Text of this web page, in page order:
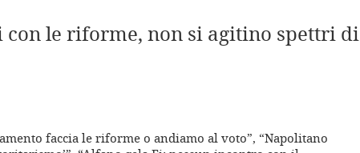
le riforme, non si agitino spettri di
faccia le riforme o andiamo al voto”, “Napolitano